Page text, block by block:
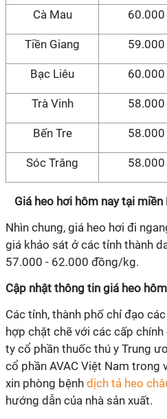
Cà Mau 60.000
Tiền Giang 59.000
Bạc Liêu 60.000
Trà Vinh 58.000
Bến Tre 58.000
Sóc Trăng 58.000
Giá heo hơi hôm nay tại
Nhìn chung, giá heo hơi đi
giá khảo sát ở các tỉnh thành
57.000 - 62.000 đồng/kg.
Cập nhật thông tin giá heo
Các tỉnh, thành phố chỉ đạo
hợp chặt chẽ với các cấp
ty cổ phần thuốc thú y Trung
cổ phần AVAC Việt Nam trong
xin phòng bệnh dịch tả heo
hướng dẫn của nhà sản xuất.